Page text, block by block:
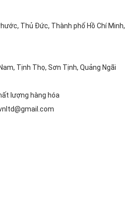
Thủ Đức, Thành phố Hồ Chí Minh,
Tịnh Thọ, Sơn Tịnh, Quảng Ngãi
lượng hàng hóa